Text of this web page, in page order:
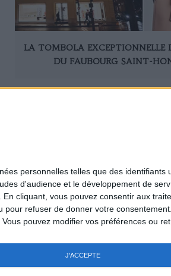
personnelles telles que des identifiants
d'audience et le développement de
cliquant, vous pouvez consentir aux
refuser de donner votre consentement.
pouvez modifier vos préférences ou
J'ACCEPTE
LA TOMBOLA EXCEPTIONNELLE
DU FAUBOURG SAINT-
Mentions légales
Nous Contacter
Recrutement
Politique de confidentialité
Gestion des cookies
Règlement général - Jeux